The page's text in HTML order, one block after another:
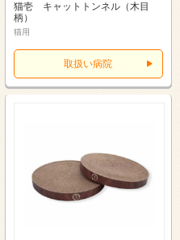
猫壱 キャットトンネル（木目
柄）
猫用
取扱い病院